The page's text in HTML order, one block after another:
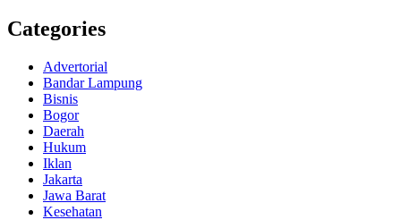
Categories
Advertorial
Bandar Lampung
Bisnis
Bogor
Daerah
Hukum
Iklan
Jakarta
Jawa Barat
Kesehatan